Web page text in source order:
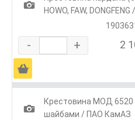
1
HOWO, FAW,
- + 2
Ä
1
Крестовина МОД 6520
шайбами / ПАО КамАЗ